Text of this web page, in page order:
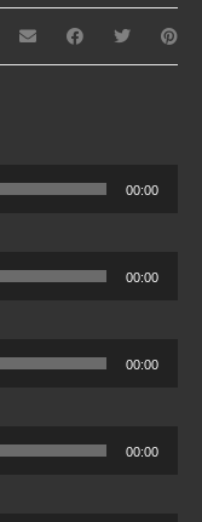
00:00
00:00
00:00
00:00